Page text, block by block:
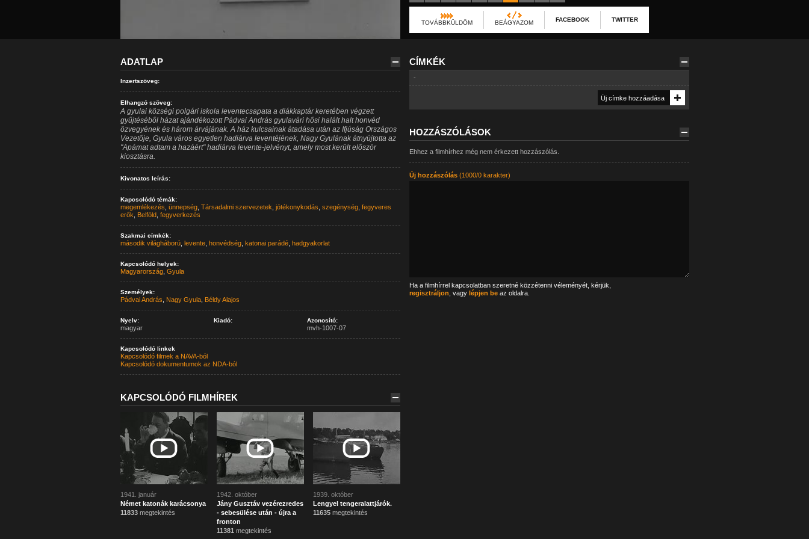
TOVÁBBKÜLDÖM BEÁGYAZOM FACEBOOK TWITTER
ADATLAP
Inzertszöveg:
Elhangzó szöveg:
A gyulai községi polgári iskola leventecsapata a diákkaptár keretében végzett
gyűjtéséből házat ajándékozott Pádvai András gyulavári hősi halált halt honvéd
özvegyének és három árvájának. A ház kulcsainak átadása után az Ifjúság Országos
Vezetője, Gyula város egyetlen hadiárva leventéjének, Nagy Gyulának átnyújtotta az
"Apámat adtam a hazáért" hadiárva levente-jelvényt, amely most került először
kiosztásra.
Kivonatos leírás:
Kapcsolódó témák:
megemlékezés ünnepség, Társadalmi szervezetek jótékonykodás szegénység, fegyveres
erők
Belföld, fegyverkezés
Szakmai címkék:
második világháború, levente, honvédség, katonai parádé, hadgyakorlat
Kapcsolódó helyek:
Magyarország, Gyula
Személyek:
Pádvai András Nagy Gyula, Béldy Alajos
Nyelv:
magyar
Kiadó: Azonosító:
mvh-1007-07
Kapcsolódó linkek
Kapcsolódó filmek a NAVA-ból
Kapcsolódó dokumentumok az NDA-ból
KAPCSOLÓDÓ FILMHÍREK
1941. január
Német katonák karácsonya
11833megtekintés
1942. október
Jány Gusztáv vezérezredes
- sebesülése után - újra a
fronton
11381 megtekintés
1939. október
Lengyel tengeralattjárók.
11635megtekintés
CÍMKÉK
-
HOZZÁSZÓLÁSOK
Ehhez a filmhírhez még nem érkezett hozzászólás.
Új hozzászólás(1000/0 karakter)
Ha a filmhírrel kapcsolatban szeretné közzétenni véleményét, kérjük,
regisztráljon , vagy lépjen beaz oldalra.